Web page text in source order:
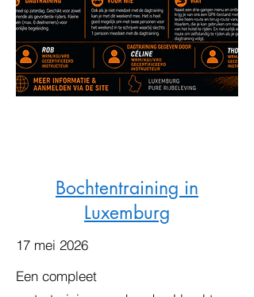
Bochtentraining in
Luxemburg
17 mei 2026
Een compleet